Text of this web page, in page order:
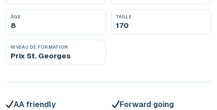
ÂGE
8
TAILLE
170
NIVEAU DE FORMATION
Prix St. Georges
AA friendly
Forward going